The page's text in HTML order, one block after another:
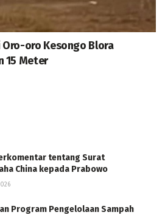
oro Kesongo Blora
15 Meter
tentang Surat
China kepada Prabowo
Program Pengelolaan Sampah